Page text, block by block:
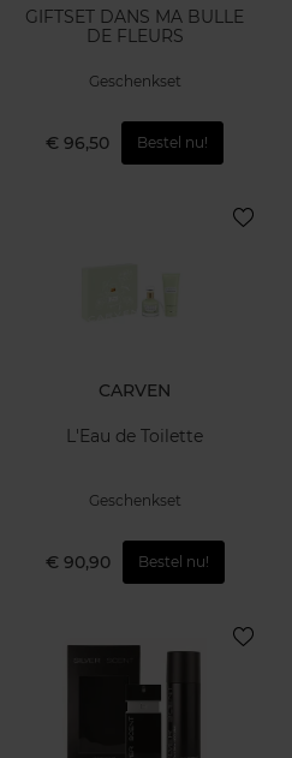
GIFTSET DANS MA BULLE
DE FLEURS
Geschenkset
€ 96,50 Bestel nu!
CARVEN
L'Eau de Toilette
Geschenkset
€ 90,90 Bestel nu!